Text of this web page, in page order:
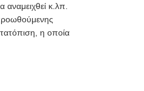
αναμειχθεί κ.λπ.
η οποία